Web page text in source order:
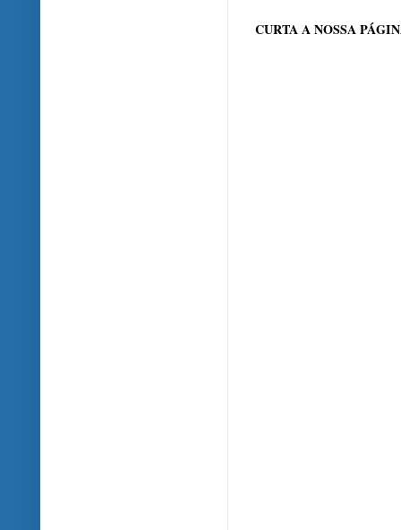
CURTA A NOSSA